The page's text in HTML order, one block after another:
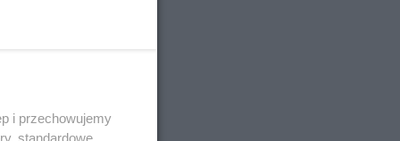
i przechowujemy
standardowe